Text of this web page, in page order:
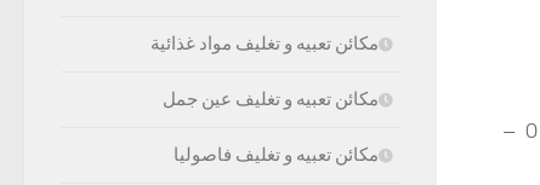
موبايل: 01211116954 – 01211116955 – 01211116956 – 01211116957 –
مكائن تعبيه و تغليف مواد غذائية
مكائن تعبيه و تغليف عين جمل
مكائن تعبيه و تغليف فاصوليا